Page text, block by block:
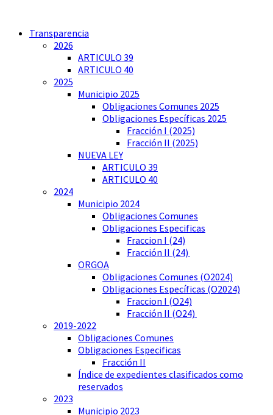
Transparencia
2026
ARTICULO 39
ARTICULO 40
2025
Municipio 2025
Obligaciones Comunes 2025
Obligaciones Específicas 2025
Fracción I (2025)
Fracción II (2025)
NUEVA LEY
ARTICULO 39
ARTICULO 40
2024
Municipio 2024
Obligaciones Comunes
Obligaciones Especificas
Fraccion I (24)
Fracción II (24)
ORGOA
Obligaciones Comunes (O2024)
Obligaciones Específicas (O2024)
Fraccion I (O24)
Fracción II (O24)
2019-2022
Obligaciones Comunes
Obligaciones Especificas
Fracción II
Índice de expedientes clasificados como
reservados
2023
Municipio 2023